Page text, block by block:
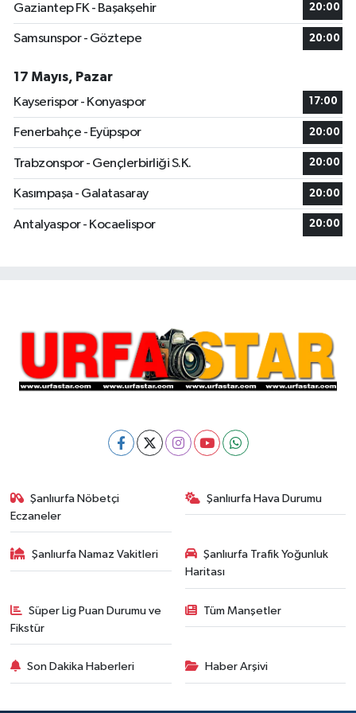
Gaziantep FK - Başakşehir 20:00
Samsunspor - Göztepe 20:00
17 Mayıs, Pazar
Kayserispor - Konyaspor
17:00
Fenerbahçe - Eyüpspor 20:00
Trabzonspor - Gençlerbirliği S.K. 20:00
Kasımpaşa - Galatasaray 20:00
Antalyaspor - Kocaelispor 20:00
Şanlıurfa Nöbetçi
Eczaneler
Şanlıurfa Hava Durumu
Şanlıurfa Namaz Vakitleri
Şanlıurfa Trafik Yoğunluk
Haritası
Süper Lig Puan Durumu ve
Fikstür
Tüm Manşetler
Son Dakika Haberleri Haber Arşivi